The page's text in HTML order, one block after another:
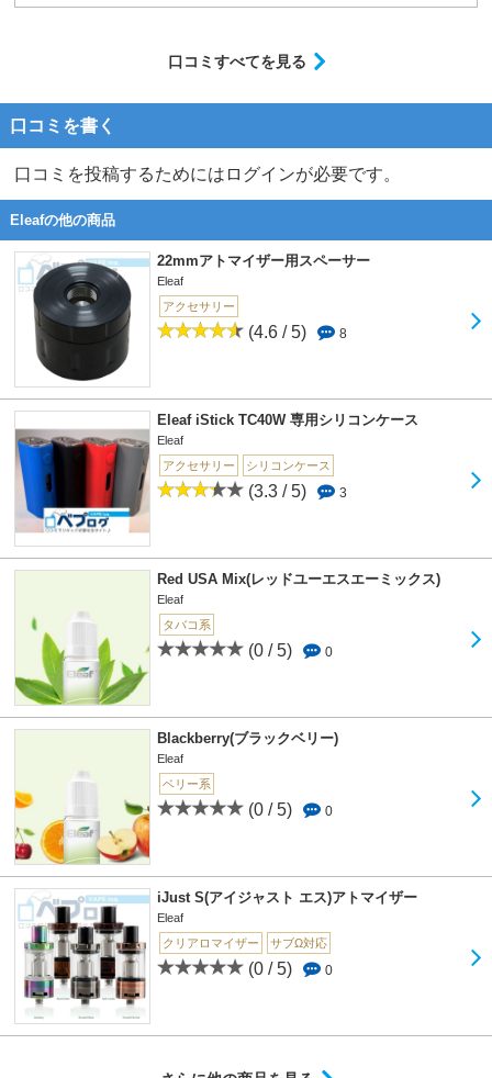
逆に手の小さい方はボディが大きくて握りづらいかも...
爆煙タイプのアトマイザーは口径が大きく、本機には装着できないことが多いと思います。そのような方は別のMODを買いましょう。
口コミすべてを見る
口コミを書く
口コミを投稿するためにはログインが必要です。
Eleafの他の商品
22mmアトマイザー用スペーサー
Eleaf
アクセサリー
(4.6 / 5) 8
Eleaf iStick TC40W 専用シリコンケース
Eleaf
アクセサリー
シリコンケース
(3.3 / 5) 3
Red USA Mix(レッドユーエスエーミックス)
Eleaf
タバコ系
(0 / 5) 0
Blackberry(ブラックベリー)
Eleaf
ベリー系
(0 / 5) 0
iJust S(アイジャスト エス)アトマイザー
Eleaf
クリアロマイザー
サブΩ対応
(0 / 5) 0